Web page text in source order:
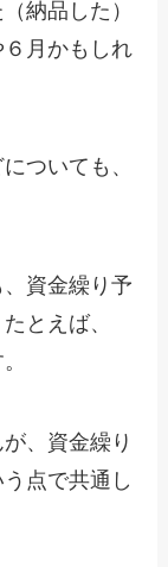
納品した）
月かもしれ
ついても、
資金繰り予
とえば、
、資金繰り
点で共通し